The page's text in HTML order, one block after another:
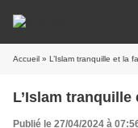
Accueil » L’Islam tranquille et la
L’Islam
Publié le 27/04/2024 à